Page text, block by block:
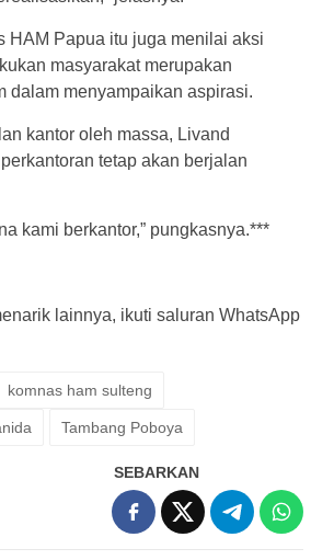
HAM Papua itu juga menilai aksi
masyarakat merupakan
dalam menyampaikan aspirasi.
kantor oleh massa, Livand
tetap akan berjalan
kami berkantor,” pungkasnya.***
lainnya, ikuti saluran WhatsApp
komnas ham sulteng
Tambang Poboya
SEBARKAN